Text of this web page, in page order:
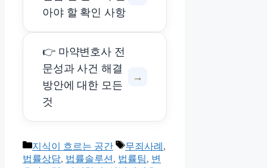
아야 할 확인 사항
👉 마약변호사 전
문성과 사건 해결
방안에 대한 모든
것
→
카
테
지식이 흐르는 공간
태
그
무죄사례 ,
법률상담, 법률솔루션 , 법률팀, 변